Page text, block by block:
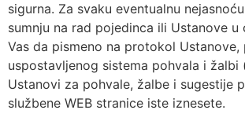
sigurna. Za svaku eventualnu
sumnju na rad pojedinca ili Ustanove u
Vas da pismeno na protokol Ustanove,
uspostavljenog sistema pohvala i žalbi
Ustanovi za pohvale, žalbe i sugestije
službene WEB stranice iste iznesete.